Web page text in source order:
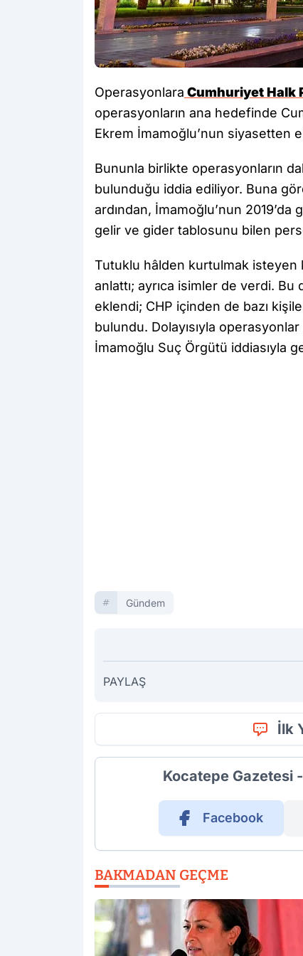
Operasyonlara Cumhuriyet Halk
operasyonların ana hedefinde
Ekrem İmamoğlu’nun siyasetten
Bununla birlikte operasyonların
bulunduğu iddia ediliyor. Buna
ardından, İmamoğlu’nun
gelir ve gider tablosunu bilen
Tutuklu hâlden kurtulmak
anlattı; ayrıca isimler de verdi.
eklendi; CHP içinden de bazı
bulundu. Dolayısıyla
İmamoğlu Suç Örgütü iddiasıyla
Gündem
PAYLAŞ
İlk
Kocatepe Gazetesi
Facebook
BAKMADAN GEÇME